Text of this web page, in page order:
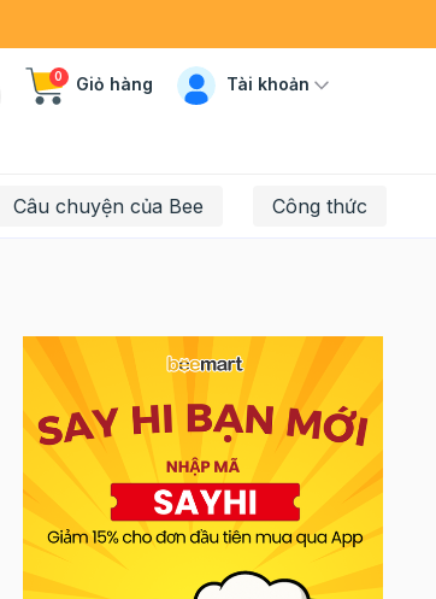
0 Giỏ hàng Tài khoản
Câu chuyện của Bee Công thức